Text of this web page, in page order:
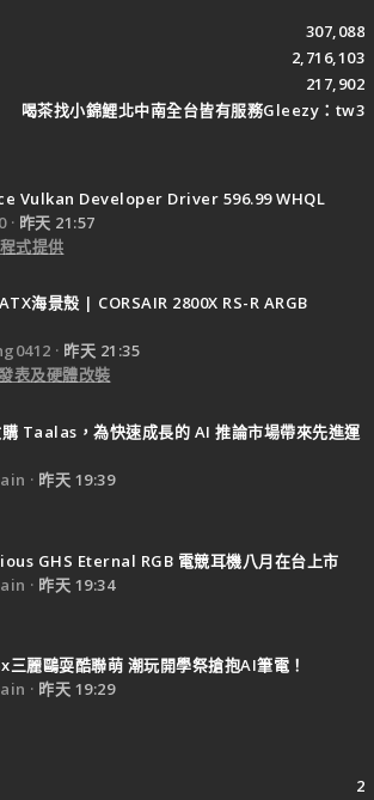
307,088
2,716,103
217,902
喝茶找小錦鯉北中南全台皆有服務Gleezy：tw3
Vulkan Developer Driver 596.99 WHQL
昨天 21:57
式提供
海景殼 | CORSAIR 2800X RS-R ARGB
昨天 21:35
表及硬體改裝
Taalas，為快速成長的 AI 推論市場帶來先進運
昨天 19:39
GHS Eternal RGB 電競耳機八月在台上市
昨天 19:34
三麗鷗耍酷聯萌 潮玩開學祭搶抱AI筆電！
昨天 19:29
2